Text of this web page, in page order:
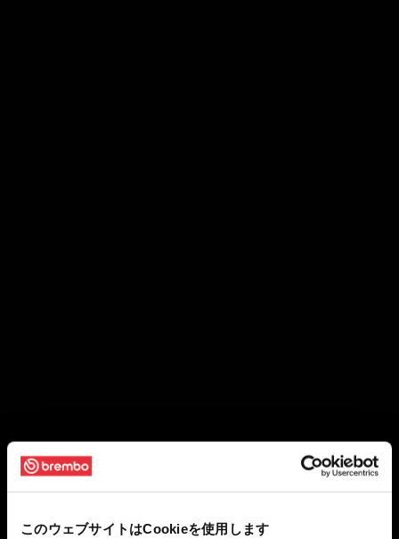
このウェブサイトはCookieを使用します